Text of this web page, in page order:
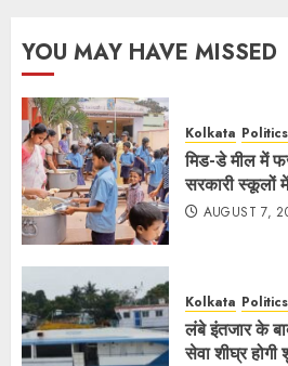
YOU MAY HAVE MISSED
Kolkata Politics
मिड-डे मील में
सरकारी स्कूलों
AUGUST 7,
Kolkata Politics
लंबे इंतजार के
सेवा शीघ्र